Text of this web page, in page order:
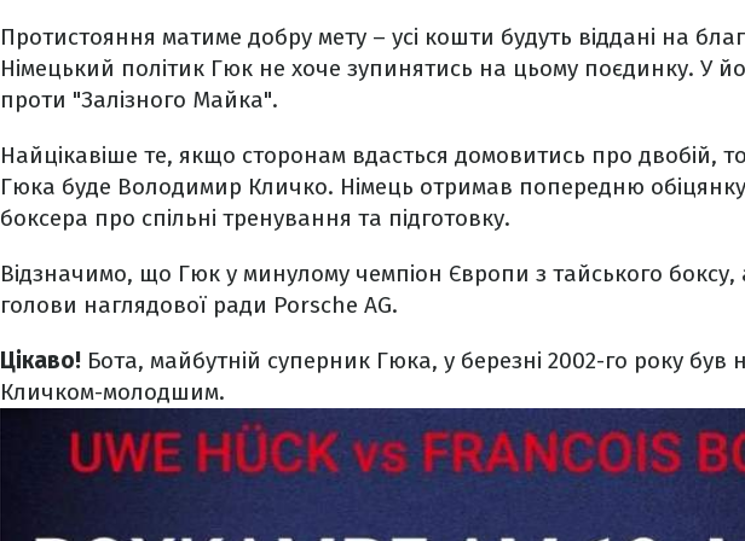
Протистояння матиме добру мету – усі кошти будуть віддані на
Німецький політик Гюк не хоче зупинятись на цьому поєдинку. У
проти "Залізного Майка".
Найцікавіше те, якщо сторонам вдасться домовитись про двобій,
Гюка буде Володимир Кличко. Німець отримав попередню обіцянку
боксера про спільні тренування та підготовку.
Відзначимо, що Гюк у минулому чемпіон Європи з тайського боксу,
голови наглядової ради Porsche AG.
Цікаво! Бота, майбутній суперник Гюка, у березні 2002-го року був
Кличком-молодшим.